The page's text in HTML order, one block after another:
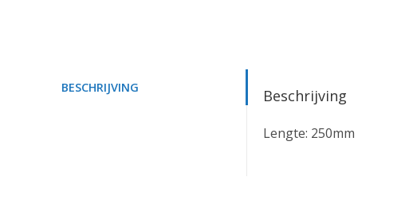
BESCHRIJVING Beschrijving
Lengte: 250mm